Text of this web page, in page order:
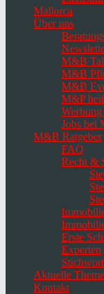
Mallorca
Über uns
M&B
M&B
M&B
M&P
Jobs bei
M&B Ratgeber
FAQ
Recht &
Erste
Experten
Aktuelle
Kontakt